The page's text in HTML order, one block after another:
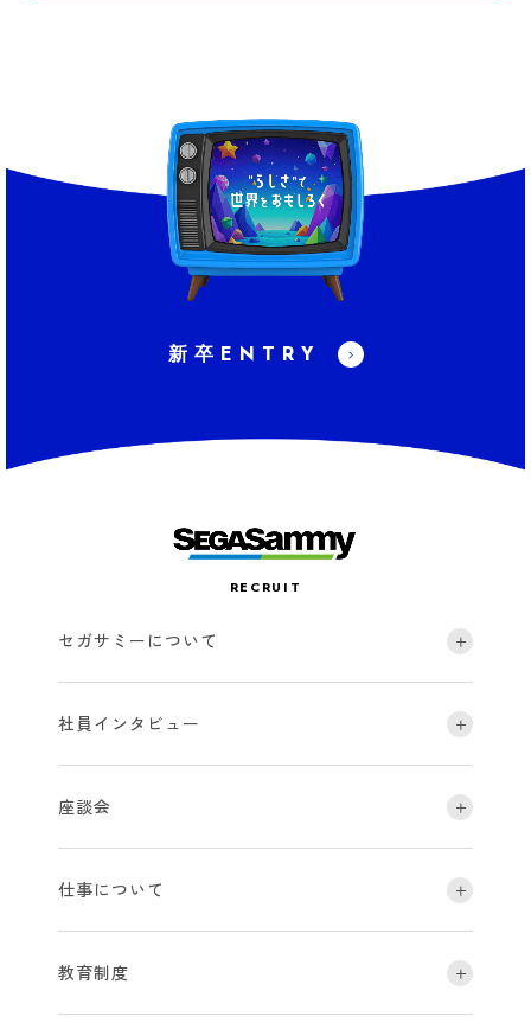
新卒ENTRY
RECRUIT
セガサミーについて
社員インタビュー
座談会
仕事について
教育制度